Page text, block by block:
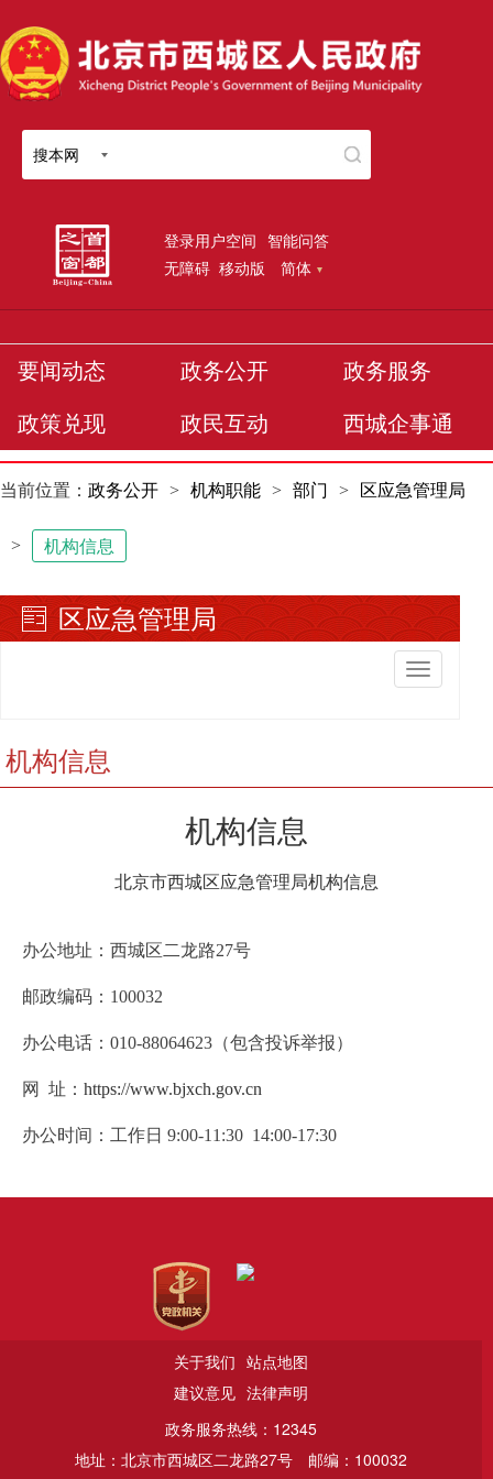
搜本网
登录用户空间 智能问答
无障碍 移动版 简体
要闻动态 政务公开 政务服务
政策兑现 政民互动 西城企事通
当前位置： 政务公开 > 机构职能 > 部门 > 区应急管理局
> 机构信息
区应急管理局
切
换
机构信息
机构信息
北京市西城区应急管理局机构信息
办公地址： 西城区二龙路27号
邮政编码： 100032
办公电话： 010-88064623（包含投诉举报）
网 址： https://www.bjxch.gov.cn
办公时间：工作日 9:00-11:30 14:00-17:30
关于我们 站点地图
建议意见 法律声明
政务服务热线：12345
地址：北京市西城区二龙路27号
邮编：100032